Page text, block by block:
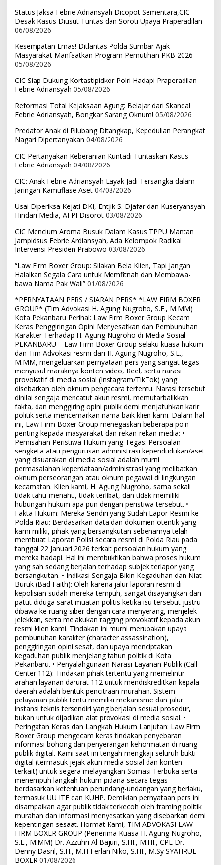
Status Jaksa Febrie Adriansyah Dicopot Sementara,CIC
Desak Kasus Diusut Tuntas dan Soroti Upaya Praperadilan
06/08/2026
Kesempatan Emas! Ditlantas Polda Sumbar Ajak
Masyarakat Manfaatkan Program Pemutihan PKB 2026
05/08/2026
CIC Siap Dukung Kortastipidkor Polri Hadapi Praperadilan
Febrie Adriansyah 05/08/2026
Reformasi Total Kejaksaan Agung: Belajar dari Skandal
Febrie Adriansyah, Bongkar Sarang Oknum! 05/08/2026
Predator Anak di Pilubang Ditangkap, Kepedulian Perangkat
Nagari Dipertanyakan 04/08/2026
CIC Pertanyakan Keberanian Kuntadi Tuntaskan Kasus
Febrie Adriansyah 04/08/2026
CIC: Anak Febrie Adriansyah Layak Jadi Tersangka dalam
Jaringan Kamuflase Aset 04/08/2026
Usai Diperiksa Kejati DKI, Entjik S. Djafar dan Kuseryansyah
Hindari Media, AFPI Disorot 03/08/2026
CIC Mencium Aroma Busuk Dalam Kasus TPPU Mantan
Jampidsus Febrie Ardiansyah, Ada Kelompok Radikal
Intervensi Presiden Prabowo 03/08/2026
“Law Firm Boxer Group: Silakan Bela Klien, Tapi Jangan
Halalkan Segala Cara untuk Memfitnah dan Membawa-
bawa Nama Pak Wali” 01/08/2026
*PERNYATAAN PERS / SIARAN PERS* *LAW FIRM BOXER
GROUP* (Tim Advokasi H. Agung Nugroho, S.E., M.MM)
Kota Pekanbaru Perihal: Law Firm Boxer Group Kecam
Keras Penggiringan Opini Menyesatkan dan Pembunuhan
Karakter Terhadap H. Agung Nugroho di Media Sosial
PEKANBARU – Law Firm Boxer Group selaku kuasa hukum
dan Tim Advokasi resmi dari H. Agung Nugroho, S.E.,
M.MM, mengeluarkan pernyataan pers yang sangat tegas
menyusul maraknya konten video, Reel, serta narasi
provokatif di media sosial (Instagram/TikTok) yang
disebarkan oleh oknum pengacara tertentu. Narasi tersebut
dinilai sengaja mencatut akun resmi, memutarbalikkan
fakta, dan menggiring opini publik demi menjatuhkan karir
politik serta mencemarkan nama baik klien kami. Dalam hal
ini, Law Firm Boxer Group menegaskan beberapa poin
penting kepada masyarakat dan rekan-rekan media: •
Pemisahan Peristiwa Hukum yang Tegas: Persoalan
sengketa atau pengurusan administrasi kependudukan/aset
yang disuarakan di media sosial adalah murni
permasalahan keperdataan/administrasi yang melibatkan
oknum perseorangan atau oknum pegawai di lingkungan
kecamatan. Klien kami, H. Agung Nugroho, sama sekali
tidak tahu-menahu, tidak terlibat, dan tidak memiliki
hubungan hukum apa pun dengan peristiwa tersebut. •
Fakta Hukum: Mereka Sendiri yang Sudah Lapor Resmi ke
Polda Riau: Berdasarkan data dan dokumen otentik yang
kami miliki, pihak yang bersangkutan sebenarnya telah
membuat Laporan Polisi secara resmi di Polda Riau pada
tanggal 22 Januari 2026 terkait persoalan hukum yang
mereka hadapi. Hal ini membuktikan bahwa proses hukum
yang sah sedang berjalan terhadap subjek terlapor yang
bersangkutan. • Indikasi Sengaja Bikin Kegaduhan dan Niat
Buruk (Bad Faith): Oleh karena jalur laporan resmi di
kepolisian sudah mereka tempuh, sangat disayangkan dan
patut diduga sarat muatan politis ketika isu tersebut justru
dibawa ke ruang siber dengan cara menyerang, menjelek-
jelekkan, serta melakukan tagging provokatif kepada akun
resmi klien kami. Tindakan ini murni merupakan upaya
pembunuhan karakter (character assassination),
penggiringan opini sesat, dan upaya menciptakan
kegaduhan publik menjelang tahun politik di Kota
Pekanbaru. • Penyalahgunaan Narasi Layanan Publik (Call
Center 112): Tindakan pihak tertentu yang memelintir
arahan layanan darurat 112 untuk mendiskreditkan kepala
daerah adalah bentuk pencitraan murahan. Sistem
pelayanan publik tentu memiliki mekanisme dan jalur
instansi teknis tersendiri yang berjalan sesuai prosedur,
bukan untuk dijadikan alat provokasi di media sosial. •
Peringatan Keras dan Langkah Hukum Lanjutan: Law Firm
Boxer Group mengecam keras tindakan penyebaran
informasi bohong dan penyerangan kehormatan di ruang
publik digital. Kami saat ini tengah mengkaji seluruh bukti
digital (termasuk jejak akun media sosial dan konten
terkait) untuk segera melayangkan Somasi Terbuka serta
menempuh langkah hukum pidana secara tegas
berdasarkan ketentuan perundang-undangan yang berlaku,
termasuk UU ITE dan KUHP. Demikian pernyataan pers ini
disampaikan agar publik tidak terkecoh oleh framing politik
murahan dan informasi menyesatkan yang disebarkan demi
kepentingan sesaat. Hormat Kami, TIM ADVOKASI LAW
FIRM BOXER GROUP (Penerima Kuasa H. Agung Nugroho,
S.E., M.MM) Dr. Azzuhri Al Bajuri, S.HI., M.HI., CPL Dr.
Denny Dasril, S.H., M.H Ferlan Niko, S.HI., M.Sy SYAHRUL
BOXER 01/08/2026